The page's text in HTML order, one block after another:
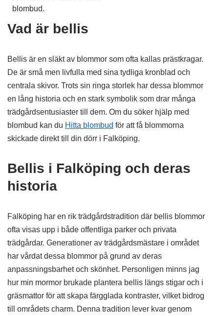
blombud.
Vad är bellis
Bellis är en släkt av blommor som ofta kallas prästkragar.
De är små men livfulla med sina tydliga kronblad och
centrala skivor. Trots sin ringa storlek har dessa blommor
en lång historia och en stark symbolik som drar många
trädgårdsentusiaster till dem. Om du söker hjälp med
blombud kan du Hitta blombud för att få blommorna
skickade direkt till din dörr i Falköping.
Bellis i Falköping och deras
historia
Falköping har en rik trädgårdstradition där bellis blommor
ofta visas upp i både offentliga parker och privata
trädgårdar. Generationer av trädgårdsmästare i området
har vårdat dessa blommor på grund av deras
anpassningsbarhet och skönhet. Personligen minns jag
hur min mormor brukade plantera bellis längs stigar och i
gräsmattor för att skapa färgglada kontraster, vilket bidrog
till områdets charm. Denna tradition lever kvar genom